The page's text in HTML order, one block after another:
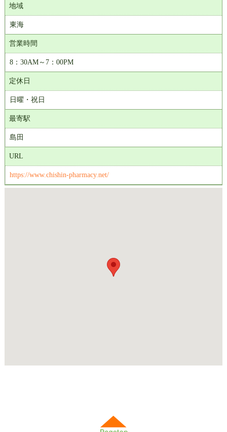
地域
東海
営業時間
8：30AM～7：00PM
定休日
日曜・祝日
最寄駅
島田
URL
https://www.chishin-pharmacy.net/